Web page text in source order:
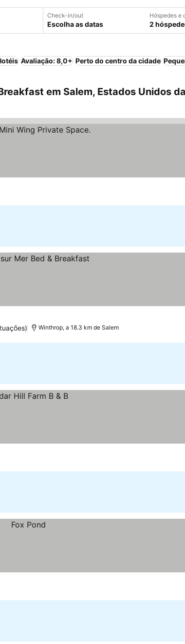
Check-in/out
Escolha as datas
Hóspedes e
2
Avaliação: 8,0+ Perto do centro da cidade
em Salem, Estados Unidos da
Winthrop, a 18.3 km de Salem